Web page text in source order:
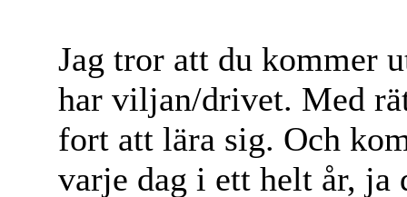
Jag tror att du kommer
har viljan/drivet. Med
fort att lära sig. Och
varje dag i ett helt år, ja